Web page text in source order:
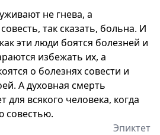
не гнева, а
так сказать, больна. И
эти люди боятся болезней и
избежать их, а
о болезнях совести и
А духовная смерть
для всякого человека, когда
совестью.
Эпиктет